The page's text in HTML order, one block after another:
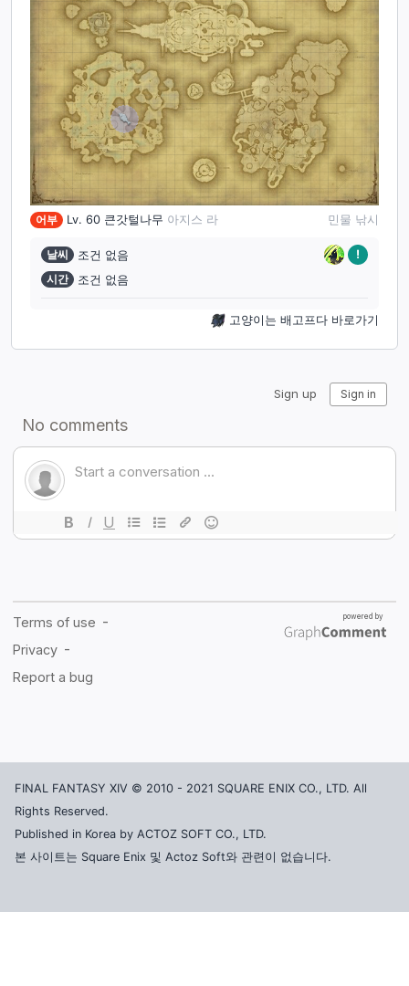
어부 Lv. 60 큰갓털나무 아지스 라 민물 낚시
!
날씨
조건 없음
시간
조건 없음
고양이는 배고프다 바로가기
FINAL FANTASY XIV © 2010 - 2021 SQUARE ENIX CO., LTD. All
Rights Reserved.
Published in Korea by ACTOZ SOFT CO., LTD.
본 사이트는 Square Enix 및 Actoz Soft와 관련이 없습니다.